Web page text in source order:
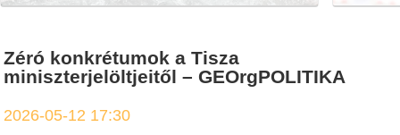
Zéró konkrétumok a Tisza
miniszterjelöltjeitől – GEOrgPOLITIKA
2026-05-12 17:30